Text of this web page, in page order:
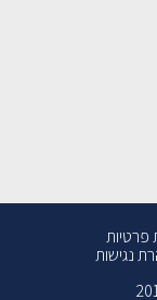
פרטיות
נגישות